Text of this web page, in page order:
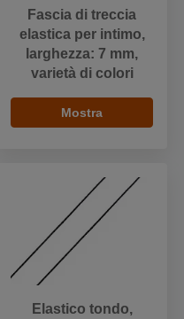
Fascia di treccia
elastica per intimo,
larghezza: 7 mm,
varietà di colori
Mostra
Elastico tondo,